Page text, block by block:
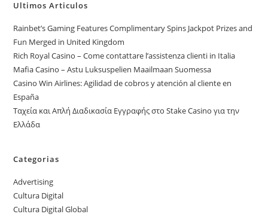
Ultimos Articulos
Rainbet’s Gaming Features Complimentary Spins Jackpot Prizes and
Fun Merged in United Kingdom
Rich Royal Casino – Come contattare l’assistenza clienti in Italia
Mafia Casino – Astu Luksuspelien Maailmaan Suomessa
Casino Win Airlines: Agilidad de cobros y atención al cliente en
España
Ταχεία και Απλή Διαδικασία Εγγραφής στο Stake Casino για την
Ελλάδα
Categorias
Advertising
Cultura Digital
Cultura Digital Global